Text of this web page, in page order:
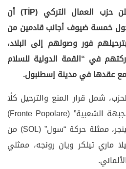
أنقرة (زمان التركية)- أعلن حزب العمال التركي (TİP) أن
خمسة ضيوف أجانب قادمين من
فور وصولهم إلى البلاد،
في “القمة الدولية للسلام
عقدها في مدينة إسطنبول.
شمل قرار المنع والترحيل كلًا
من أليسيو أرينا، ممثل “الجبهة الشعبية” (Fronte Popolare)
من إيطاليا، وتشيليارا ستينجر، ممثلة حركة “سول” (SOL) من
ماري تيلكر ويان رونجه، ممثلي